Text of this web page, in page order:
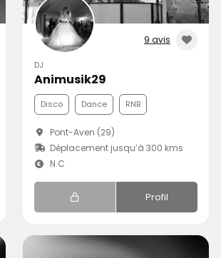
9 avis
DJ
Animusik29
Disco Dance RNB
Pont-Aven (29)
Déplacement jusqu’à 300 kms
N.C
Profil